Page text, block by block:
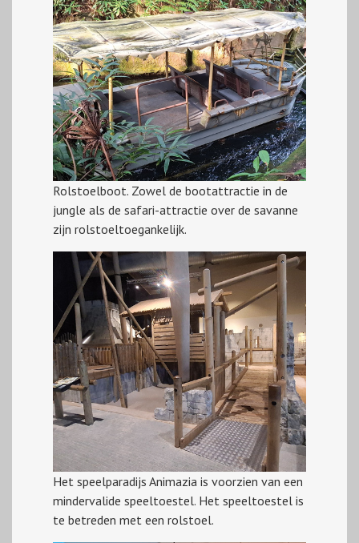
Rolstoelboot. Zowel de bootattractie in de
jungle als de safari-attractie over de savanne
zijn rolstoeltoegankelijk.
Het speelparadijs Animazia is voorzien van een
mindervalide speeltoestel. Het speeltoestel is
te betreden met een rolstoel.